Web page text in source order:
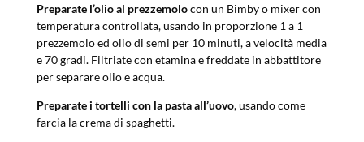
Preparate l’olio al prezzemolocon un Bimby o mixer con
temperatura controllata, usando in proporzione 1 a 1
prezzemolo ed olio di semi per 10 minuti, a velocità media
e 70 gradi. Filtriate con etamina e freddate in abbattitore
per separare olio e acqua.
Preparate i tortelli con la pasta all’uovo, usando come
farcia la crema di spaghetti.